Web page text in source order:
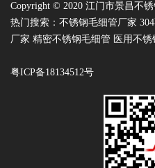
Copyright © 2020 江门市景昌不
热门搜索： 不锈钢毛细管厂家
厂家 精密不锈钢毛细管 医用不锈
粤ICP备18134512号